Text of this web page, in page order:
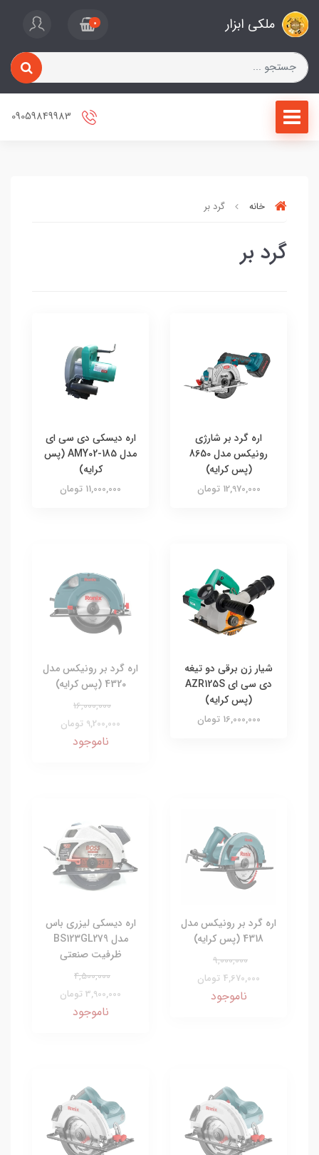
ملکی ابزار 0
خانه گرد بر
گرد بر
اره گرد بر شارژی
رونیکس مدل 8650
(پس کرایه)
12,970,000 تومان
اره دیسکی دی سی ای
مدل AMY02-185 (پس
کرایه)
11,000,000 تومان
شیار زن برقی دو تیغه
دی سی ای AZR125S
(پس کرایه)
16,000,000 تومان
اره گرد بر رونیکس مدل
4320 (پس کرایه)
16,000,000
9,200,000 تومان
ناموجود
اره گرد بر رونیکس مدل
4318 (پس کرایه)
9,000,000
4,670,000 تومان
ناموجود
اره دیسکی لیزری باس
مدل BS123GL279
ظرفیت صنعتی
4,500,000
3,900,000 تومان
ناموجود